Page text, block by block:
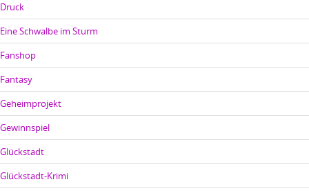
Druck
Eine Schwalbe im Sturm
Fanshop
Fantasy
Geheimprojekt
Gewinnspiel
Glückstadt
Glückstadt-Krimi